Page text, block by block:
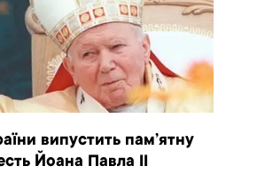
випустить пам’ятну
Йоана Павла II